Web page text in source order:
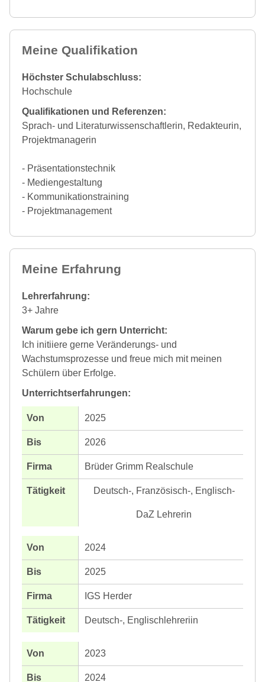
Meine Qualifikation
Höchster Schulabschluss:
Hochschule
Qualifikationen und Referenzen:
Sprach- und Literaturwissenschaftlerin, Redakteurin,
Projektmanagerin
- Präsentationstechnik
- Mediengestaltung
- Kommunikationstraining
- Projektmanagement
Meine Erfahrung
Lehrerfahrung:
3+ Jahre
Warum gebe ich gern Unterricht:
Ich initiiere gerne Veränderungs- und
Wachstumsprozesse und freue mich mit meinen
Schülern über Erfolge.
Unterrichtserfahrungen:
2025
2026
Brüder Grimm Realschule
Deutsch-, Französisch-, Englisch-
DaZ Lehrerin
2024
2025
IGS Herder
Deutsch-, Englischlehreriin
2023
2024